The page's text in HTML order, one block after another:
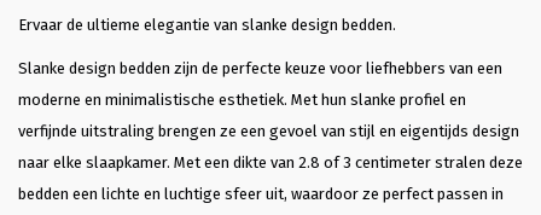
totdat je helemaal achter je keuze kan
staan. Dat vond ik heel plezierig en
heel mooi bed Bergen. Bodems ook
gekocht die heel coulant eerder
een matras had. Wat ben ik hier blij
mee. En dank je wel Glenn voor je
en klantgerichtheid, eentje die ik
Ervaar de ultieme elegantie van slanke design bedden.
Slanke design bedden zijn de perfecte keuze voor liefhebbers van een
moderne en minimalistische esthetiek. Met hun slanke profiel en
verfijnde uitstraling brengen ze een gevoel van stijl en eigentijds design
naar elke slaapkamer. Met een dikte van 2.8 of 3 centimeter stralen deze
bedden een lichte en luchtige sfeer uit, waardoor ze perfect passen in